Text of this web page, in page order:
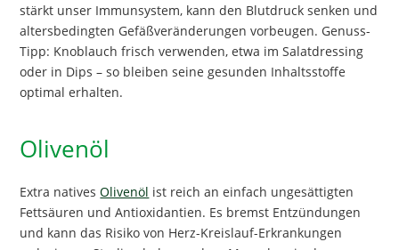
stärkt unser Immunsystem, kann den Blutdruck senken und
altersbedingten Gefäßveränderungen vorbeugen. Genuss-
Tipp: Knoblauch frisch verwenden, etwa im Salatdressing
oder in Dips – so bleiben seine gesunden Inhaltsstoffe
optimal erhalten.
Olivenöl
Extra nativesOlivenöl ist reich an einfach ungesättigten
Fettsäuren und Antioxidantien. Es bremst Entzündungen
und kann das Risiko von Herz-Kreislauf-Erkrankungen